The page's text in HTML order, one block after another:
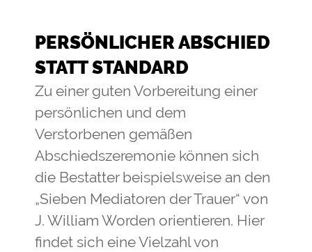
PERSÖNLICHER ABSCHIED
STATT STANDARD
Zu einer guten Vorbereitung einer
persönlichen und dem
Verstorbenen gemäßen
Abschiedszeremonie können sich
die Bestatter beispielsweise an den
„Sieben Mediatoren der Trauer“ von
J. William Worden orientieren. Hier
findet sich eine Vielzahl von